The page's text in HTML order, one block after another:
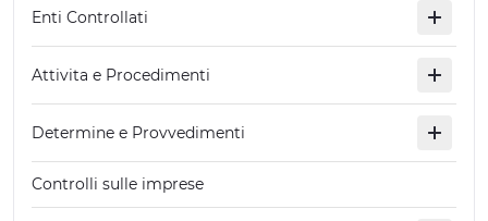
Enti Controllati
Attivita e Procedimenti
Determine e Provvedimenti
Controlli sulle imprese